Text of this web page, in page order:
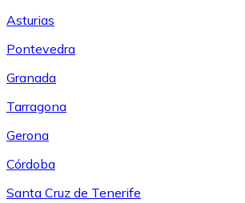
Asturias
Pontevedra
Granada
Tarragona
Gerona
Córdoba
Santa Cruz de Tenerife